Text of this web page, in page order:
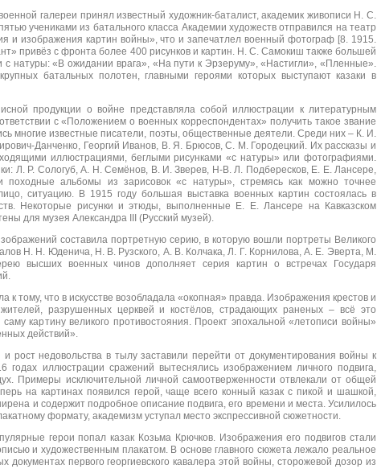
галереи принял известный художник-баталист, академик живописи Н. С.
учениками из батального класса Академии художеств отправился на театр
и изображения картин войны», что и запечатлел военный фотограф [8. 1915.
привёз с фронта более 400 рисунков и картин. Н. С. Самокиш также большей
с натуры: «В ожидании врага», «На пути к Эрзеруму», «Настигли», «Пленные».
батальных полотен, главными героями которых выступают казаки в
продукции о войне представляла собой иллюстрации к литературным
с «Положением о военных корреспондентах» получить такое звание
многие известные писатели, поэты, общественные деятели. Среди них – К. И.
Данченко, Георгий Иванов, В. Я. Брюсов, С. М. Городецкий. Их рассказы и
иллюстрациями, беглыми рисунками «с натуры» или фотографиями.
Л. Р. Сологуб, А. Н. Семёнов, В. И. Зверев, Н-В. Л. Подбересков, Е. Е. Лансере,
альбомы из зарисовок «с натуры», стремясь как можно точнее
ситуацию. В 1915 году большая выставка военных картин состоялась в
Некоторые рисунки и этюды, выполненные Е. Е. Лансере на Кавказском
для музея Александра III (Русский музей).
составила портретную серию, в которую вошли портреты Великого
Н. Н. Юденича, Н. В. Рузского, А. В. Колчака, Л. Г. Корнилова, А. Е. Эверта, М.
высших военных чинов дополняет серия картин о встречах Государя
к тому, что в искусстве возобладала «окопная» правда. Изображения крестов и
разрушенных церквей и костёлов, страдающих раненых – всё это
картину великого противостояния. Проект эпохальной «летописи войны»
действий».
рост недовольства в тылу заставили перейти от документирования войны к
годах иллюстрации сражений вытеснялись изображением личного подвига,
Примеры исключительной личной самоотверженности отвлекали от общей
на картинах появился герой, чаще всего конный казак с пикой и шашкой,
и содержит подробное описание подвига, его времени и места. Усилилось
формату, академизм уступал место экспрессивной сюжетности.
герои попал казак Козьма Крючков. Изображения его подвигов стали
и художественным плакатом. В основе главного сюжета лежало реальное
документах первого георгиевского кавалера этой войны, сторожевой дозор из